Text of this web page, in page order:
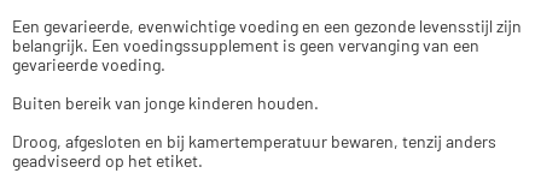
Een gevarieerde, evenwichtige voeding en een gezonde levensstijl zijn
belangrijk. Een voedingssupplement is geen vervanging van een
gevarieerde voeding.
Buiten bereik van jonge kinderen houden.
Droog, afgesloten en bij kamertemperatuur bewaren, tenzij anders
geadviseerd op het etiket.